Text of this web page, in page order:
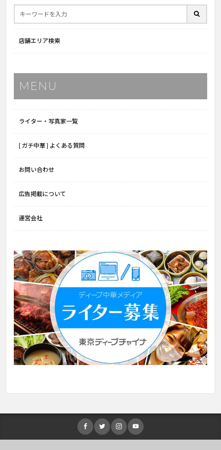
店舗エリア検索
MENU
ライター・写真家一覧
[ ガチ中華 ] よくある質問
お問い合わせ
広告掲載について
運営会社